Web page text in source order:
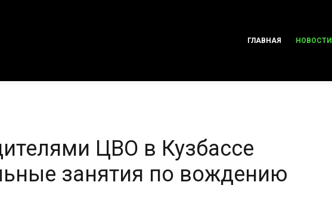
ГЛАВНАЯ НОВОСТИ
ЦВО в Кузбассе
занятия по вождению